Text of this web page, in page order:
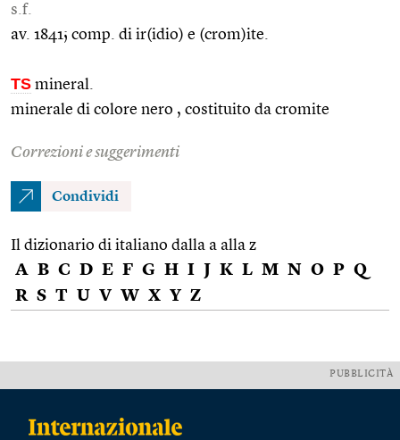
s.f.
av. 1841; comp. di ir(idio) e (crom)ite.
TS mineral.
minerale di colore nero , costituito da cromite
Correzioni e suggerimenti
Condividi
Il dizionario di italiano dalla a alla z
A B C D E F G H I J K L M N O P Q
R S T U V W X Y Z
PUBBLICITÀ